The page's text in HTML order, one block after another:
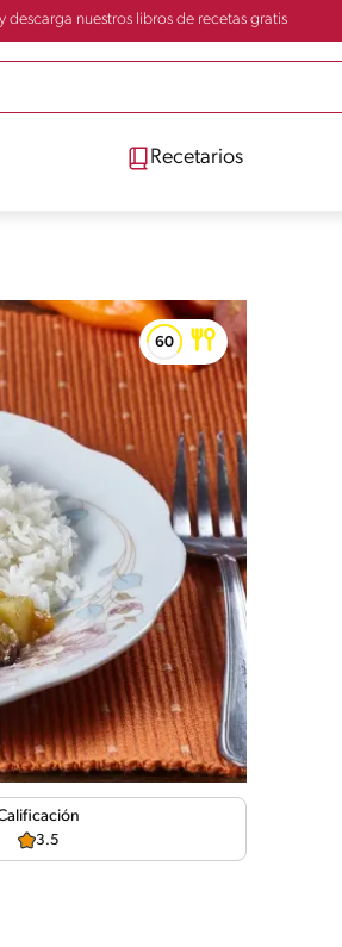
descarga nuestros libros de recetas gratis
Recetarios
3.5